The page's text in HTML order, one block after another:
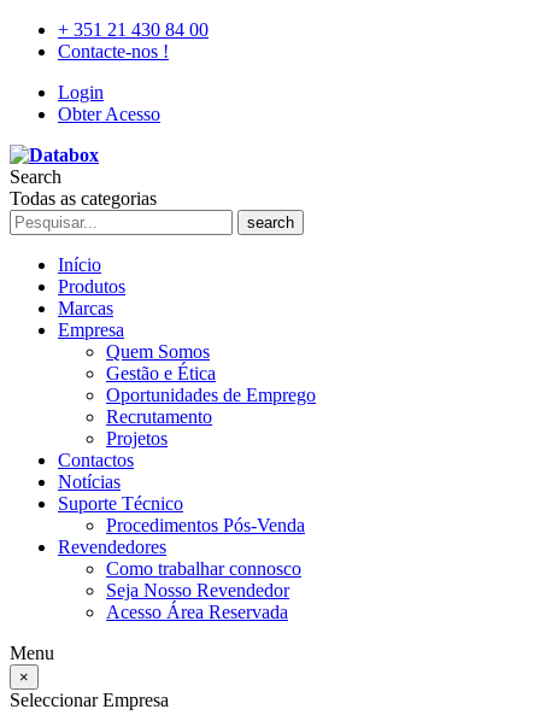
+ 351 21 430 84 00
Contacte-nos !
Login
Obter Acesso
Search
Todas as categorias
search
Início
Produtos
Marcas
Empresa
Quem Somos
Gestão e Ética
Oportunidades de Emprego
Recrutamento
Projetos
Contactos
Notícias
Suporte Técnico
Procedimentos Pós-Venda
Revendedores
Como trabalhar connosco
Seja Nosso Revendedor
Acesso Área Reservada
Menu
×
Seleccionar Empresa